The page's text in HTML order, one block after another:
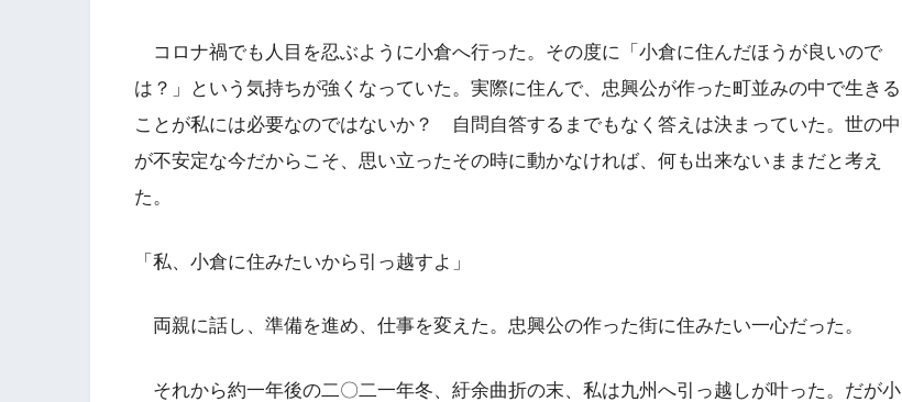
コロナ禍でも人目を忍ぶように小倉へ行った。その度に「小倉に住んだほうが良いので
は？」という気持ちが強くなっていた。実際に住んで、忠興公が作った町並みの中で生きる
ことが私には必要なのではないか？ 自問自答するまでもなく答えは決まっていた。世の中
が不安定な今だからこそ、思い立ったその時に動かなければ、何も出来ないままだと考え
た。
「私、小倉に住みたいから引っ越すよ」
両親に話し、準備を進め、仕事を変えた。忠興公の作った街に住みたい一心だった。
それから約一年後の二〇二一年冬、紆余曲折の末、私は九州へ引っ越しが叶った。だが小